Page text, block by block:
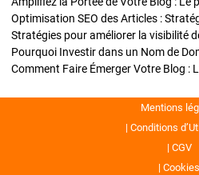
Mentions
Conditions
CGV
Cookies